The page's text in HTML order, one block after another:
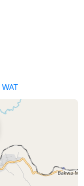
WAT